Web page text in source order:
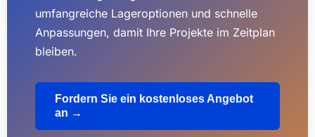
umfangreiche Lageroptionen und schnelle
Anpassungen, damit Ihre Projekte im Zeitplan
bleiben.
Fordern Sie ein kostenloses Angebot
an →